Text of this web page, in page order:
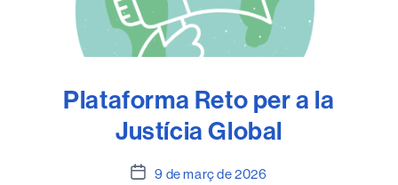
Plataforma Reto per a la
Justícia Global
Data9 de març de 2026